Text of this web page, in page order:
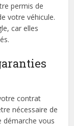
permis de
votre véhicule.
car elles
contrat
nécessaire de
démarche vous